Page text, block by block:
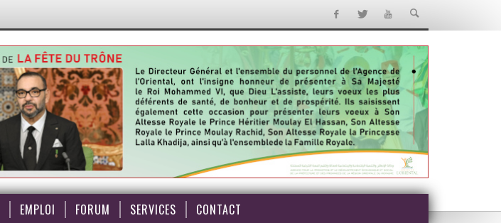
EMPLOI FORUM SERVICES CONTACT